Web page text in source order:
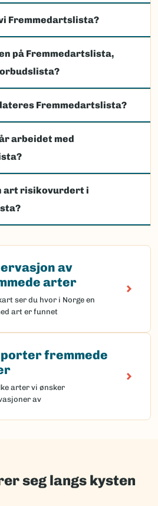
Fremmedartslista?
på Fremmedartslista,
Fremmedartslista?
arbeidet med
art risikovurdert i
av
arter
ser du hvor i Norge en
art er funnet
av fremmede arter
fremmede
arter vi ønsker
av
fremmede arter
seg langs kysten